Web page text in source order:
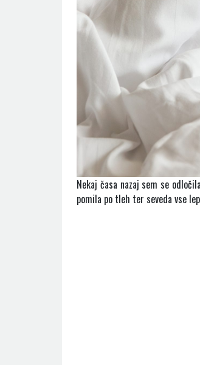
Nekaj časa nazaj sem se
pomila po tleh ter seveda vse